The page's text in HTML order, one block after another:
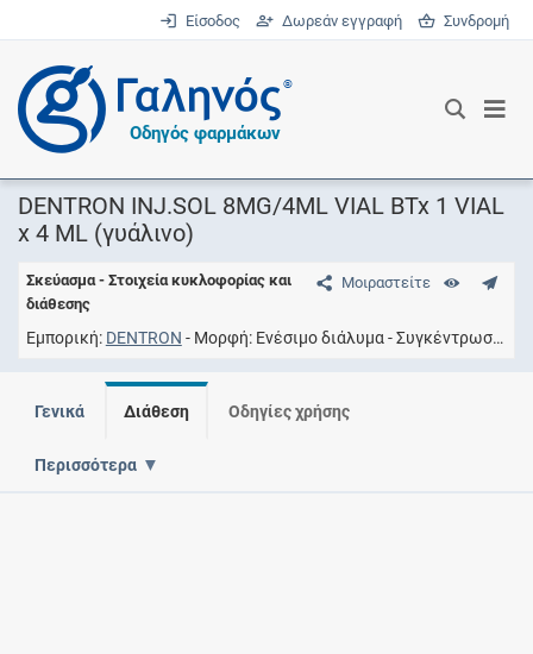
Είσοδος Δωρεάν εγγραφή Συνδρομή
®
Οδηγός φαρμάκων
DENTRON INJ.SOL 8MG/4ML VIAL BTx 1 VIAL
x 4 ML (γυάλινο)
Μοιραστείτε
Σκεύασμα - Στοιχεία κυκλοφορίας και
διάθεσης
Εμπορική DENTRON Μορφή Eνέσιμο διάλυμα Συγκέντρωση
Γενικά Διάθεση Οδηγίες χρήσης
Περισσότερα